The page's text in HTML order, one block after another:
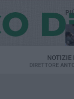
NOTIZIE
DIRETTORE